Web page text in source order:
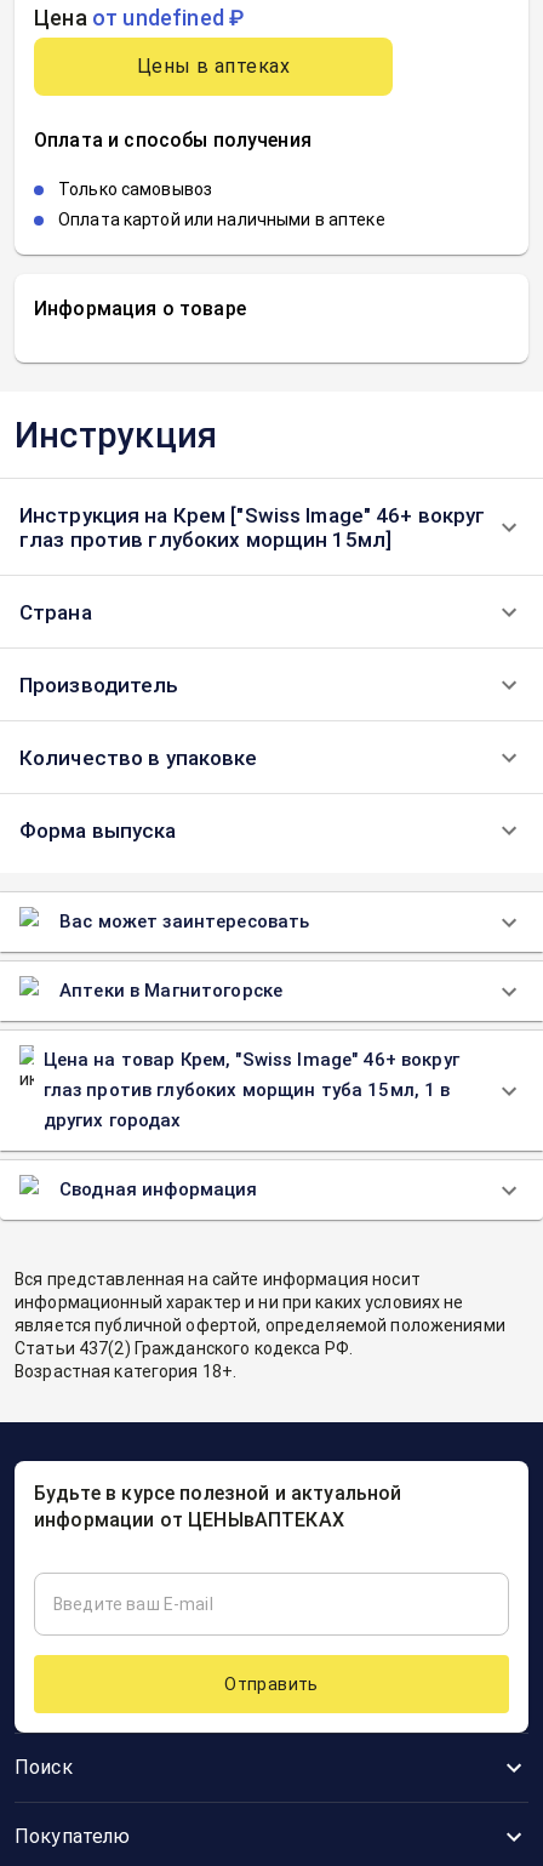
Информация о товаре
Цена от undefined ₽
Цены в аптеках
Оплата и способы получения
Только самовывоз
Оплата картой или наличными в аптеке
Инструкция
Инструкция на Крем ["Swiss Image" 46+ вокруг
глаз против глубоких морщин 15мл]
Страна
Производитель
Количество в упаковке
Форма выпуска
Вас может заинтересовать
Аптеки в Магнитогорске
Цена на товар Крем, "Swiss Image" 46+ вокруг
глаз против глубоких морщин туба 15мл, 1 в
других городах
Сводная информация
Вся представленная на сайте информация носит
информационный характер и ни при каких условиях не
является публичной офертой, определяемой положениями
Статьи 437(2) Гражданского кодекса РФ.
Возрастная категория 18+.
Поиск
Покупателю
Будьте в курсе полезной и актуальной
информации от ЦЕНЫвАПТЕКАХ
Отправить